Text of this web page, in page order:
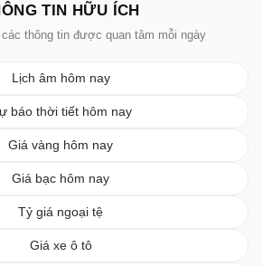
TIN HỮU ÍCH
các thông tin được quan tâm mỗi ngày
Lịch âm hôm nay
báo thời tiết hôm nay
Giá vàng hôm nay
Giá bạc hôm nay
Tỷ giá ngoại tệ
Giá xe ô tô